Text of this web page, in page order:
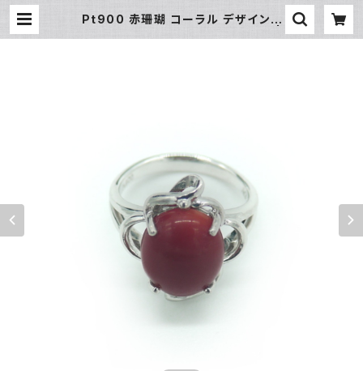
Pt900 赤珊瑚 コーラル デザインリ